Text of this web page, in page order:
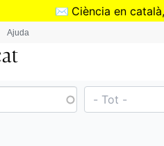
✉️ Ciència en
Ajuda